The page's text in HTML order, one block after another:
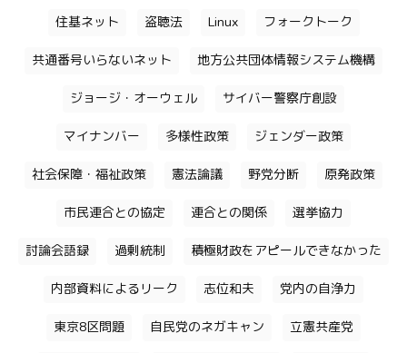
住基ネット 盗聴法 Linux フォークトーク
共通番号いらないネット 地方公共団体情報システム機構
ジョージ・オーウェル サイバー警察庁創設
マイナンバー 多様性政策 ジェンダー政策
社会保障・福祉政策 憲法論議 野党分断 原発政策
市民連合との協定 連合との関係 選挙協力
討論会語録 過剰統制 積極財政をアピールできなかった
内部資料によるリーク 志位和夫 党内の自浄力
東京8区問題 自民党のネガキャン 立憲共産党